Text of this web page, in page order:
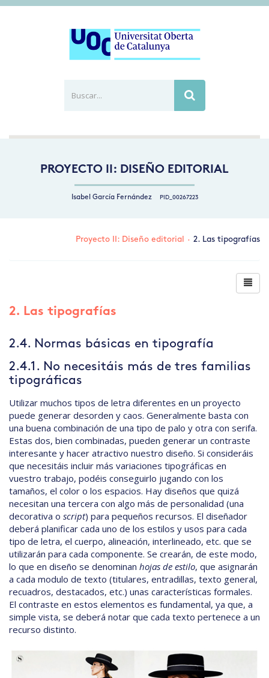
PROYECTO II: DISEÑO EDITORIAL
Isabel García Fernández PID_00267223
Proyecto II: Diseño editorial · 2. Las tipografías
2. Las tipografías
2.4. Normas básicas en tipografía
2.4.1. No necesitáis más de tres familias
tipográficas
Utilizar muchos tipos de letra diferentes en un proyecto
puede generar desorden y caos. Generalmente basta con
una buena combinación de una tipo de palo y otra con serifa.
Estas dos, bien combinadas, pueden generar un contraste
interesante y hacer atractivo nuestro diseño. Si consideráis
que necesitáis incluir más variaciones tipográficas en
vuestro trabajo, podéis conseguirlo jugando con los
tamaños, el color o los espacios. Hay diseños que quizá
necesitan una tercera con algo más de personalidad (una
decorativa o script) para pequeños recursos. El diseñador
deberá planificar cada uno de los estilos y usos para cada
tipo de letra, el cuerpo, alineación, interlineado, etc. que se
utilizarán para cada componente. Se crearán, de este modo,
lo que en diseño se denominan hojas de estilo, que asignarán
a cada modulo de texto (titulares, entradillas, texto general,
recuadros, destacados, etc.) unas características formales.
El contraste en estos elementos es fundamental, ya que, a
simple vista, se deberá notar que cada texto pertenece a un
recurso distinto.